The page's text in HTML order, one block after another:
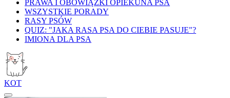
PRAWA I OBOWIĄZKI OPIEKUNA PSA
WSZYSTKIE PORADY
RASY PSÓW
QUIZ: "JAKA RASA PSA DO CIEBIE PASUJE"?
IMIONA DLA PSA
KOT